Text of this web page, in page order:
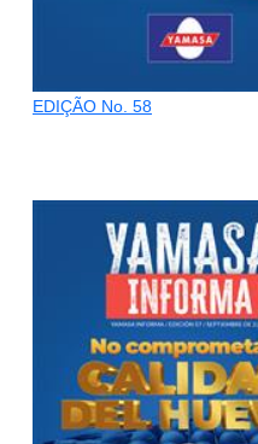
EDIÇÃO No. 58